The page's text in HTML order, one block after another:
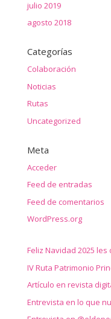
julio 2019
agosto 2018
Categorías
Colaboración
Noticias
Rutas
Uncategorized
Meta
Acceder
Feed de entradas
Feed de comentarios
WordPress.org
Feliz Navidad 2025 les
IV Ruta Patrimonio
Artículo en revista
Entrevista en lo que